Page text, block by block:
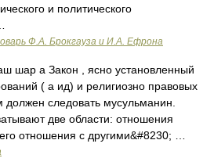
и политического
Ф.А. Брокгауза и И.А. Ефрона
шар а Закон , ясно установленный
( а ид) и религиозно правовых
следовать мусульманин.
две области: отношения
отношения с другими&#8230; …